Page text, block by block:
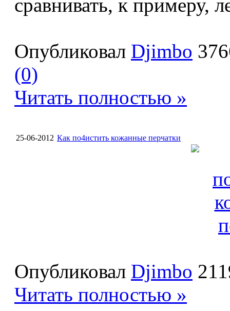
сравнивать, к примеру,
Опубликовал Djimbo
(0)
Читать полностью »
25-06-2012 Как по4истить кожанные перчатки
Опубликовал Djimbo
Читать полностью »